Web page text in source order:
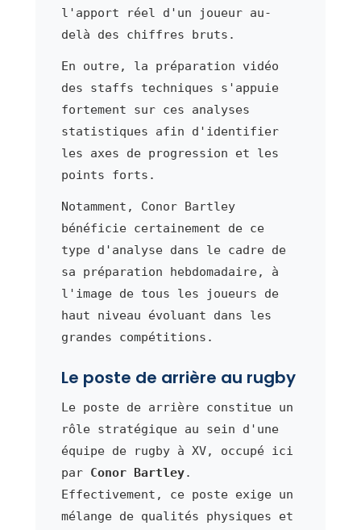
l'apport réel d'un joueur au-
delà des chiffres bruts.
En outre, la préparation vidéo
des staffs techniques s'appuie
fortement sur ces analyses
statistiques afin d'identifier
les axes de progression et les
points forts.
Notamment, Conor Bartley
bénéficie certainement de ce
type d'analyse dans le cadre de
sa préparation hebdomadaire, à
l'image de tous les joueurs de
haut niveau évoluant dans les
grandes compétitions.
Le poste de arrière au rugby
Le poste de arrière constitue un
rôle stratégique au sein d'une
équipe de rugby à XV, occupé ici
par Conor Bartley.
Effectivement, ce poste exige un
mélange de qualités physiques et